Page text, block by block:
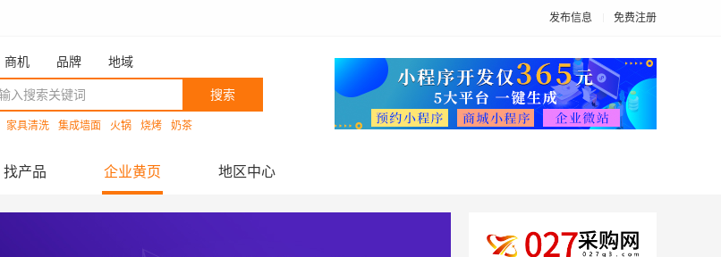
发布信息 免费注册
商机 品牌 地域
搜索
家具清洗 集成墙面 火锅 烧烤 奶茶
找产品 企业黄页 地区中心